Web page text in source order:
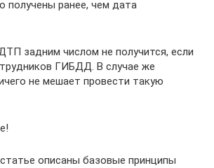
получены ранее, чем дата
задним числом не получится, если
ГИБДД. В случае же
не мешает провести такую
описаны базовые принципы